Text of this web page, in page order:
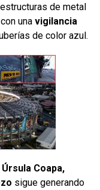
de metal
una vigilancia
de color azul.
Coapa,
sigue generando